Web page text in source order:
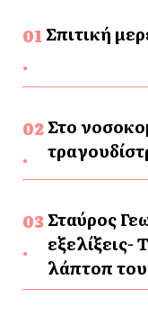
Σπιτική
Στο
Σταύρος
εξελίξεις-
λάπτοπ